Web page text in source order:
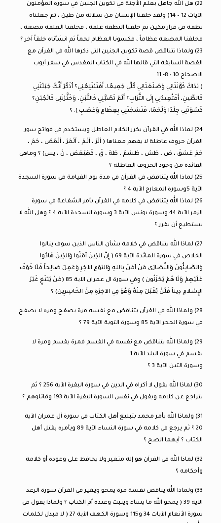
22) هل الله جاهل بعلم الأجنة في تكوين الجنين في سورة المؤمنون
الآيات 12 – 14( ولقد خلقنا الإنسان من سلالة من طين ، ثم جعلناه
نطفة في قرار مكين ثم خلقنا النطفة علقة ، فخلقنا العلقة مضغة ،
فخلقنا المضغة عظاماً ، فكسونا العظام لحماً ثم انشأناه خلقاً آخر ؟
23) ولماذا تتناقض قصة تكوين الجنين التي ذكرها الله في القرآن مع
القصة السابقة التي قالها الله في الكتاب المقدس في سفر أيوب
الاصحاح 10 : 8- 11
( يَدَاكَ كَوَّنَتَانِي وَصَنَعَتَانِي كُلِّي جَمِيعًا، أَفَتَبْتَلِعُنِي؟ اُذْكُرْ أَنَّكَ جَبَلْتَنِي
كَالطِّينِ، أَفَتُعِيدُنِي إِلَى التُّرَابِ؟ أَلَمْ تَصُبَّنِي كَاللَّبَنِ، وَخَثَّرْتَنِي كَالْجُبْنِ؟
كَسَوْتَنِي جِلْدًا وَلَحْمًا، فَنَسَجْتَنِي بِعِظَامٍ وَعَصَبٍ ). ؟
24) لماذا الله في القرآن يكرر الكلام العاطل ويستخدم في فواتح سور
القرآن حروف عاطلة لا يفهم معناها ( اَلَرَ ، اَلَـمَ ، اَلَمَرَ ، اَلَمَصَ ، حَمَ ،
حَمَ عَسَقَ ، صَ ، طَسَ ، طَسَمَ ، طَهَ ، قَ ، كَهَيَعَصَ ، نَ ، يس) ؟ وماهي
الفائدة من وجود الحروف العاطلة ؟
25) لماذا الله يتناقض في القرآن في مدة يوم القيامة في سورة السجدة
الآية 5وسورة المعارج الآية 4 ؟
26) لماذا الله يتناقض في كلامه في القرآن بأمر الشفاعة في سورة
الزمر الآية 44 وسورة يونس الآية 3 وسورة السجدة الآية 4 ؟ وهل الله لا
يستطيع أن يقرر ؟
27) لماذا الله يتناقض في كلامة بشأن الناس الذين سوف ينالوا
الخلاص في سورة المائدة الآية 69 ( إِنَّ الذِينَ آمَنُوا وَالذِينَ هَادُوا
وَالصَّابِئُونَ وَالنَّصَارَى مَنْ آمَنَ بِاللهِ وَاليَوْمِ الآخِرِ وَعَمِلَ صَالِحاً فَلَا خَوْفٌ
عَلَيْهِمْ وَلَا هُمْ يَحْزَنُون ) وفي سورة ال عمران الآية 85 (مَنْ يَبْتَغِ غَيْرَ
الإِسْلامِ دِيناً فَلَنْ يُقْبَلَ مِنْهُ وَهُوَ فِي الآخِرَةِ مِنَ الخَاسِرِين) ؟
28) ولماذا الله في القرآن يتناقض مع نفسه مرة يصفح ومره لا يصفح
في سورة الحجر الآية 85 وسورة التوبة الآية 79 ؟
29) ولماذا الله يتناقض مع نفسه في القسم فمرة يقسم ومرة لا
يقسم في سورة البلد الآية 1
وسورة التين الآية 3 ؟
30) لماذا الله يقول لا أكراه في الدين في سورة البقرة الآية 256 ؟ ثم
يتراجع عن كلامه ويقول في نفس السورة البقرة الآية 193 وقاتلوهم ؟
31) ولماذا الله يأمر محمد بتبليغ أهل الكتاب في سورة آل عمران الآية
20 ؟ ثم يرجع في كلامه في سورة النساء الآية 89 ويأمره بقتل أهل
الكتاب ؟ أيهما الصح ؟
32) لماذا الله في القرآن هو إله متغير ولا يحافظ على وعودة أو كلامة
وأحكامه ؟
33) ولماذا الله يناقض نفسة مرة يمحو ويغير في القرآن سورة الرعد
الآية 39 ( يمحو الله ما يشاء ويثبت وعنده أم الكتاب ؟ ولماذا يقول في
سورة الأنعام الآيات 34 و115 وسورة الكهف الآية 27 ( لا مبدل لكلمات